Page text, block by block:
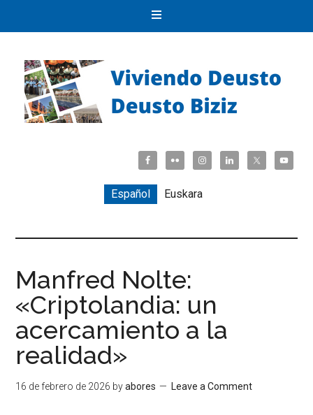
Español Euskara
Manfred Nolte:
«Criptolandia: un
acercamiento a la
realidad»
16 de febrero de 2026 byabores Leave a Comment